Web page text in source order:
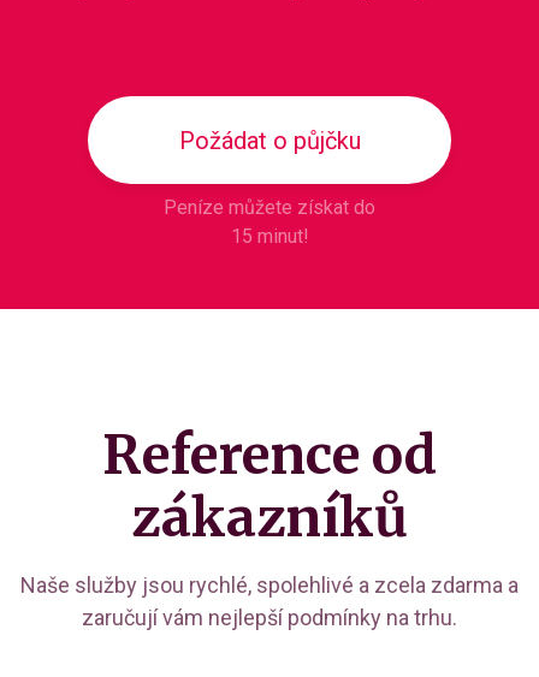
Požádat o půjčku
Peníze můžete získat do
15 minut!
Reference od
zákazníků
Naše služby jsou rychlé, spolehlivé a zcela zdarma a
zaručují vám nejlepší podmínky na trhu.